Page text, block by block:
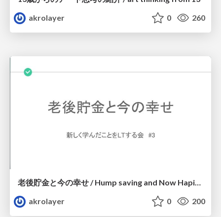
akrolayer
0 260
老後貯金と今の幸せ / Hump saving and Now Hapiness
akrolayer
0 200